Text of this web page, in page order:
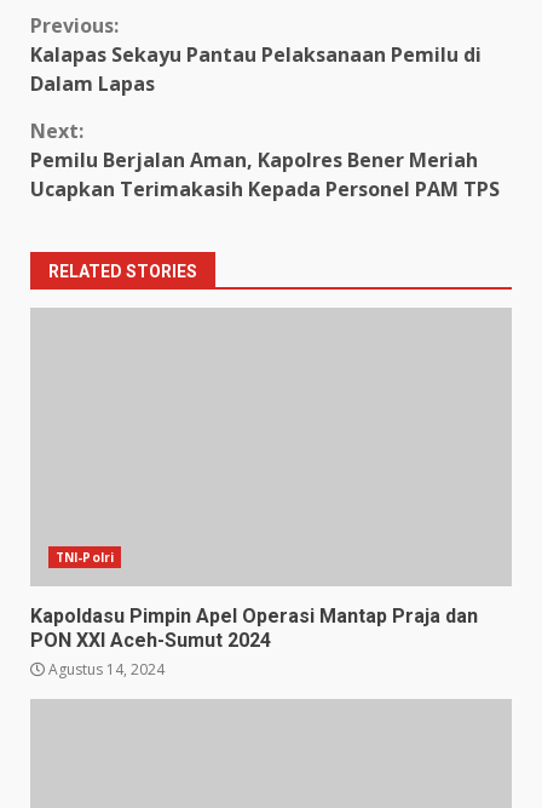
Continue
Reading
Previous:
Kalapas Sekayu Pantau Pelaksanaan Pemilu di
Dalam Lapas
Next:
Pemilu Berjalan Aman, Kapolres Bener Meriah
Ucapkan Terimakasih Kepada Personel PAM TPS
RELATED STORIES
TNI-Polri
Kapoldasu Pimpin Apel Operasi Mantap Praja dan
PON XXl Aceh-Sumut 2024
Agustus 14, 2024